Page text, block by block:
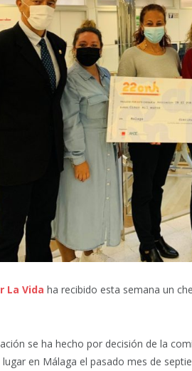
La Vida ha recibido esta semana un
se ha hecho por decisión de la
en Málaga el pasado mes de